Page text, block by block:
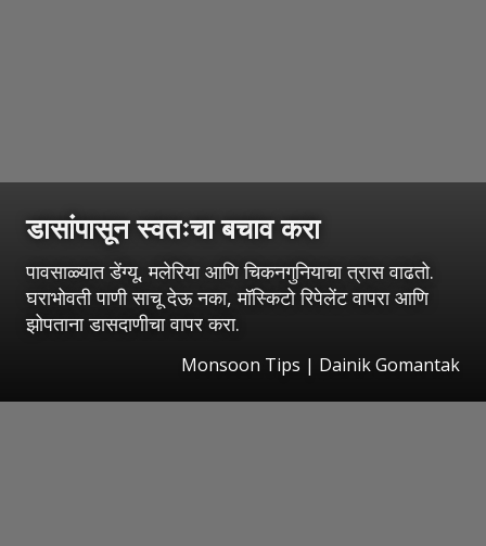
डासांपासून स्वतःचा बचाव करा
पावसाळ्यात डेंग्यू, मलेरिया आणि चिकनगुनियाचा त्रास वाढतो.
घराभोवती पाणी साचू देऊ नका, मॉस्किटो रिपेलेंट वापरा आणि
झोपताना डासदाणीचा वापर करा.
Monsoon Tips | Dainik Gomantak